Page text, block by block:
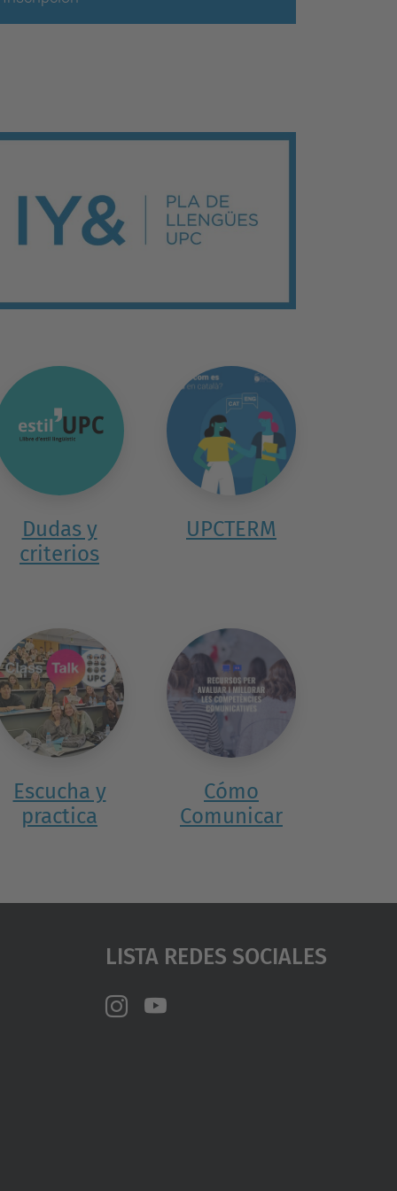
Dudas y
criterios
UPCTERM
Escucha y
practica
Cómo
Comunicar
Lista Redes Sociales